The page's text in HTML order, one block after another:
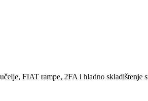
FIAT rampe, 2FA i hladno skladištenje